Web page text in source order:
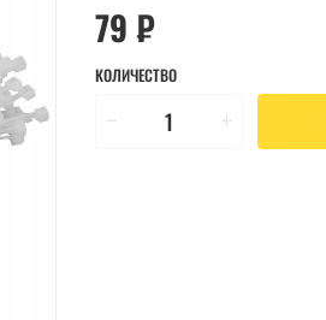
79 ₽
КОЛИЧЕСТВО